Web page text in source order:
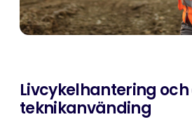
Livcykelhantering
teknikanvänding